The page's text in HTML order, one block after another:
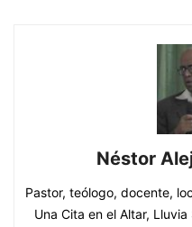
Néstor
Pastor, teólogo, docente,
Una Cita en el Altar,